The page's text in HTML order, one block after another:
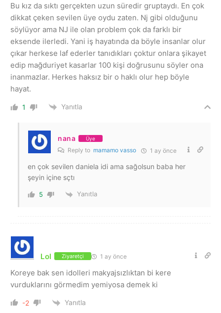
Bu kız da sıktı gerçekten uzun süredir gruptaydı. En çok
dikkat çeken sevilen üye oydu zaten. Nj gibi olduğunu
söylüyor ama NJ ile olan problem çok da farklı bir
eksende ilerledi. Yani iş hayatında da böyle insanlar olur
çıkar herkese laf ederler tanıdıkları çoktur onlara şikayet
edip mağduriyet kasarlar 100 kişi doğrusunu söyler ona
inanmazlar. Herkes haksız bir o haklı olur hep böyle
hayat.
1 Yanıtla
nana Üye
Reply to mamamo vasso 1 ay önce
en çok sevilen daniela idi ama sağolsun baba her
şeyin içine sçtı
5 Yanıtla
Lol Ziyaretçi 1 ay önce
Koreye bak sen idolleri makyajsızlıktan bi kere
vurduklarını görmedim yemiyosa demek ki
-2 Yanıtla